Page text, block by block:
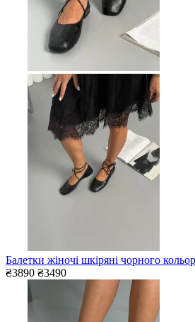
Балетки жіночі шкіряні чорного
₴3890 ₴3490